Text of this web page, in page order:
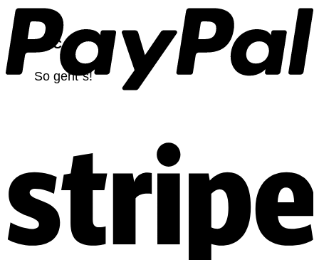
CNC
So geht`s!